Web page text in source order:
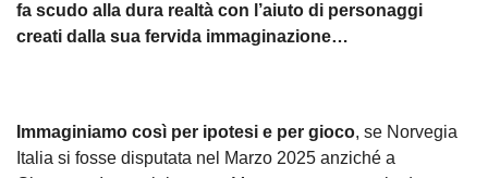
fa scudo alla dura realtà con l’aiuto di personaggi
creati dalla sua fervida immaginazione…
Immaginiamo così per ipotesi e per gioco, se Norvegia
Italia si fosse disputata nel Marzo 2025 anziché a